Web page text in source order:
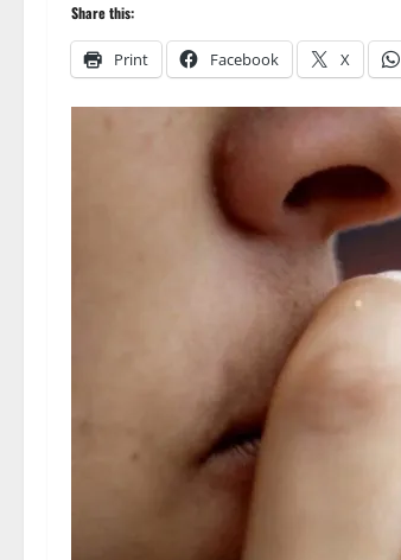
Share this:
Print Facebook X